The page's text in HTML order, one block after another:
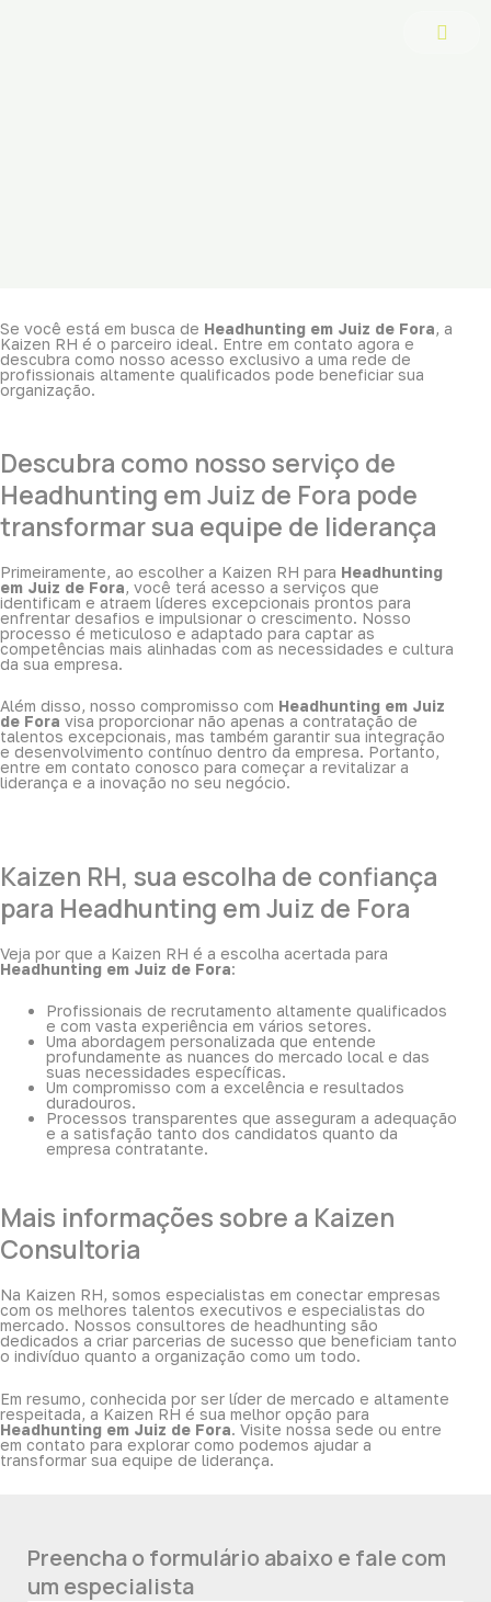
Se você está em busca de Headhunting em Juiz de Fora, a
Kaizen RH é o parceiro ideal. Entre em contato agora e
descubra como nosso acesso exclusivo a uma rede de
profissionais altamente qualificados pode beneficiar sua
organização.
Descubra como nosso serviço de
Headhunting em Juiz de Fora pode
transformar sua equipe de liderança
Primeiramente, ao escolher a Kaizen RH para Headhunting
em Juiz de Fora, você terá acesso a serviços que
identificam e atraem líderes excepcionais prontos para
enfrentar desafios e impulsionar o crescimento. Nosso
processo é meticuloso e adaptado para captar as
competências mais alinhadas com as necessidades e cultura
da sua empresa.
Além disso, nosso compromisso com Headhunting em Juiz
de Fora visa proporcionar não apenas a contratação de
talentos excepcionais, mas também garantir sua integração
e desenvolvimento contínuo dentro da empresa. Portanto,
entre em contato conosco para começar a revitalizar a
liderança e a inovação no seu negócio.
Kaizen RH, sua escolha de confiança
para Headhunting em Juiz de Fora
Veja por que a Kaizen RH é a escolha acertada para
Headhunting em Juiz de Fora:
Profissionais de recrutamento altamente qualificados
e com vasta experiência em vários setores.
Uma abordagem personalizada que entende
profundamente as nuances do mercado local e das
suas necessidades específicas.
Um compromisso com a excelência e resultados
duradouros.
Processos transparentes que asseguram a adequação
e a satisfação tanto dos candidatos quanto da
empresa contratante.
Mais informações sobre a Kaizen
Consultoria
Na Kaizen RH, somos especialistas em conectar empresas
com os melhores talentos executivos e especialistas do
mercado. Nossos consultores de headhunting são
dedicados a criar parcerias de sucesso que beneficiam tanto
o indivíduo quanto a organização como um todo.
Em resumo, conhecida por ser líder de mercado e altamente
respeitada, a Kaizen RH é sua melhor opção para
Headhunting em Juiz de Fora. Visite nossa sede ou entre
em contato para explorar como podemos ajudar a
transformar sua equipe de liderança.
Preencha o formulário abaixo e fale com
um especialista